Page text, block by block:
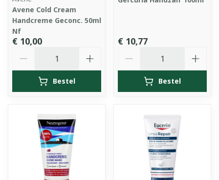
Avene Cold Cream
Handcreme Geconc. 50ml
Nf
€ 10,00
Bestel
€ 10,77
Bestel